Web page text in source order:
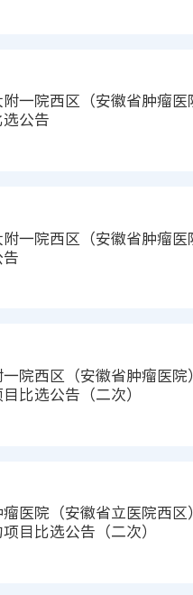
附一院西区（安徽省肿瘤医
公告
附一院西区（安徽省肿瘤医
告
一院西区（安徽省肿瘤医院
比选公告（二次）
瘤医院（安徽省立医院西
目比选公告（二次）